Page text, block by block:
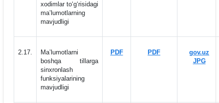
xodimlar to‘g‘risidagi
maʼlumotlarning
mavjudligi
2.17.
Maʼlumotlarni
boshqa tillarga
sinxronlash
funksiyalarining
mavjudligi
PDF PDF
gov.uz
JPG